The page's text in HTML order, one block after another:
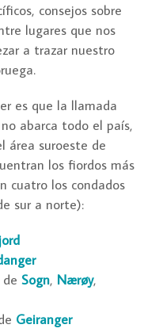
consejos sobre
lugares que nos
a trazar nuestro
es que la llamada
abarca todo el país,
área suroeste de
los fiordos más
cuatro los condados
sur a norte):
de Sogn, Nærøy,
Geiranger